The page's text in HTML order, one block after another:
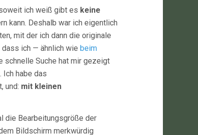
ich weiß gibt es keine
kann. Deshalb war ich eigentlich
mit der ich dann die originale
ich — ähnlich wie beim
schnelle Suche hat mir gezeigt
Ich habe das
und: mit kleinen
die Bearbeitungsgröße der
Bildschirm merkwürdig